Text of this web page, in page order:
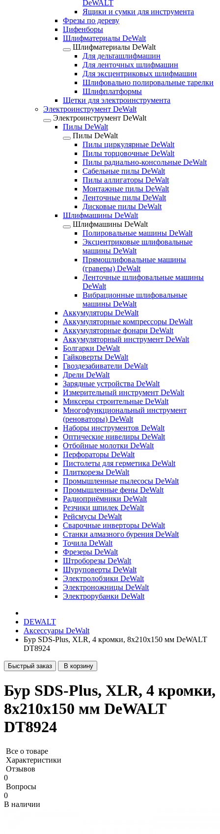
DeWALT
Ящики и сумки для инструмента
Фрезы по дереву
Цифенборы
Шлифматериалы DeWalt
Шлифматериалы DeWalt
Для дельташлифмашин
Для ленточных шлифмашин
Для эксцентриковых шлифмашин
Шлифовально полировальные тарелки
Шлифплатформы
Щетки для электроинструмента
Электроинструмент DeWalt
Электроинструмент DeWalt
Пилы DeWalt
Пилы DeWalt
Пилы циркулярные DeWalt
Пилы торцовочные DeWalt
Пилы радиально-консольные DeWalt
Сабельные пилы DeWalt
Пилы аллигаторы DeWalt
Монтажные пилы DeWalt
Ленточные пилы DeWalt
Дисковые пилы DeWalt
Шлифмашины DeWalt
Шлифмашины DeWalt
Полировальные машины DeWalt
Эксцентриковые шлифовальные
машины DeWalt
Прямошлифовальные машины
(граверы) DeWalt
Ленточные шлифовальные машины
DeWalt
Вибрационные шлифовальные
машины DeWalt
Аккумуляторы DeWalt
Аккумуляторные компрессоры DeWalt
Аккумуляторные фонари DeWalt
Аккумуляторный инструмент DeWalt
Болгарки DeWalt
Гайковерты DeWalt
Гвоздезабиватели DeWalt
Дрели DeWalt
Зарядные устройства DeWalt
Измерительный инструмент DeWalt
Миксеры строительные DeWalt
Многофункциональный инструмент
(реноваторы) DeWalt
Наборы инструментов DeWalt
Оптические нивелиры DeWalt
Отбойные молотки DeWalt
Перфораторы DeWalt
Пистолеты для герметика DeWalt
Плиткорезы DeWalt
Промышленные пылесосы DeWalt
Промышленные фены DeWalt
Радиоприёмники DeWalt
Резчики шпилек DeWalt
Рейсмусы DeWalt
Сварочные инверторы DeWalt
Станки алмазного бурения DeWalt
Точила DeWalt
Фрезеры DeWalt
Штроборезы DeWalt
Шуруповерты DeWalt
Электролобзики DeWalt
Электроножницы DeWalt
Электрорубанки DeWalt
DEWALT
Аксессуары DeWalt
Бур SDS-Plus, XLR, 4 кромки, 8x210x150 мм DeWALT
DT8924
Быстрый заказ В корзину
Бур SDS-Plus, XLR, 4 кромки,
8x210x150 мм DeWALT
DT8924
Все о товаре
Характеристики
Отзывов
0
Вопросы
0
В наличии